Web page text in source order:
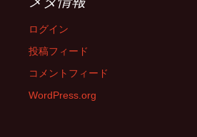
ログイン
投稿フィード
コメントフィード
WordPress.org